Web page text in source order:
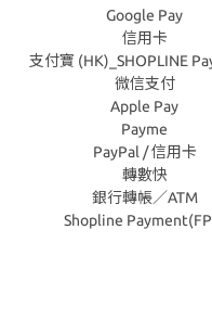
Google Pay
信用卡
支付寶 (HK)_SHOPLINE
微信支付
Apple Pay
Payme
PayPal / 信用卡
轉數快
銀行轉帳／ATM
Shopline